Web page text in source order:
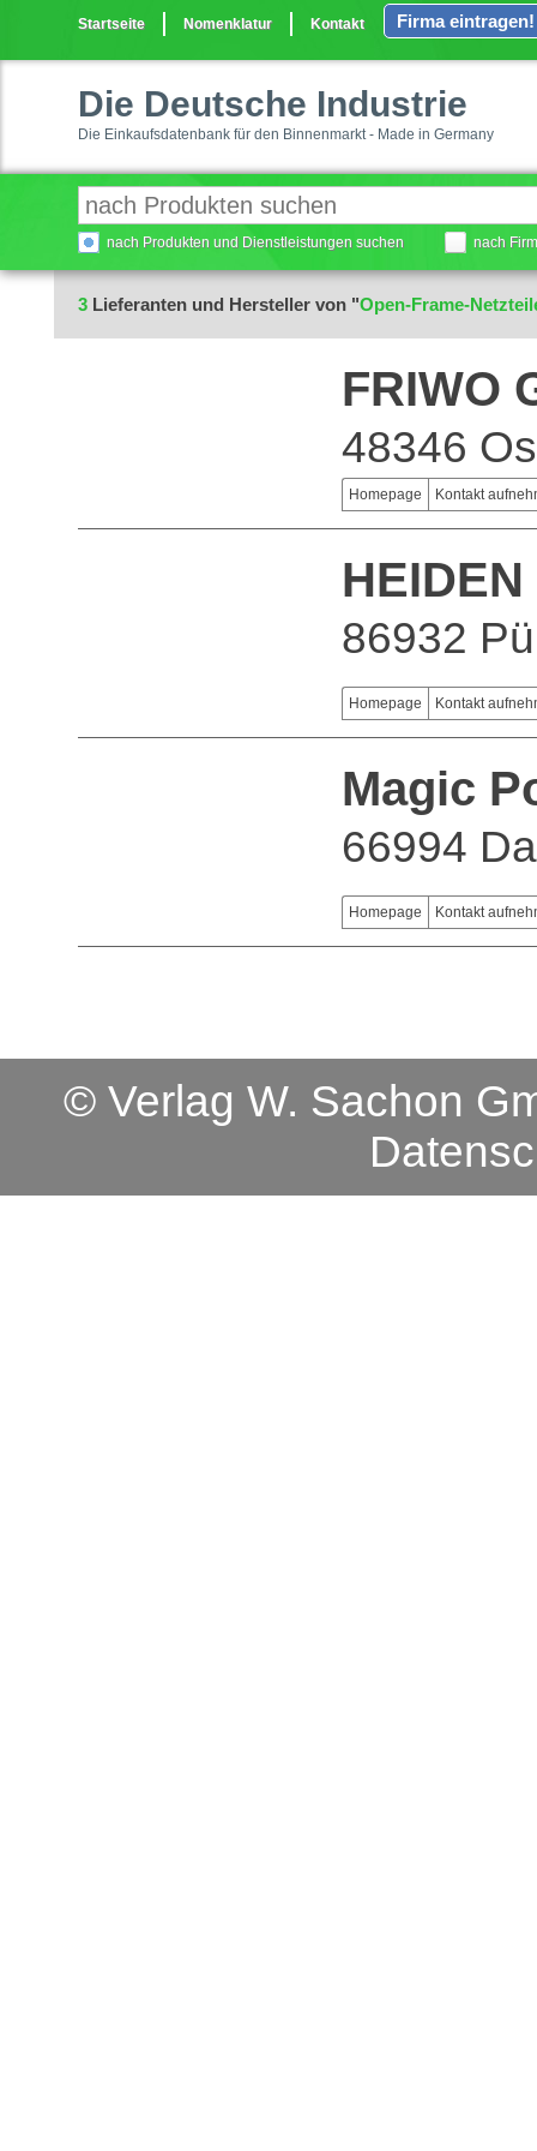
Startseite Nomenklatur Kontakt Firma eintragen!
Die Deutsche Industrie
Die Einkaufsdatenbank für den Binnenmarkt - Made in Germany
nach Produkten und Dienstleistungen suchen nach
3 Lieferanten und Hersteller von "Open-Frame-
FRIWO
48346
Homepage Kontakt
86932
Homepage Kontakt
Magic
66994
Homepage Kontakt
© Verlag W. Sachon